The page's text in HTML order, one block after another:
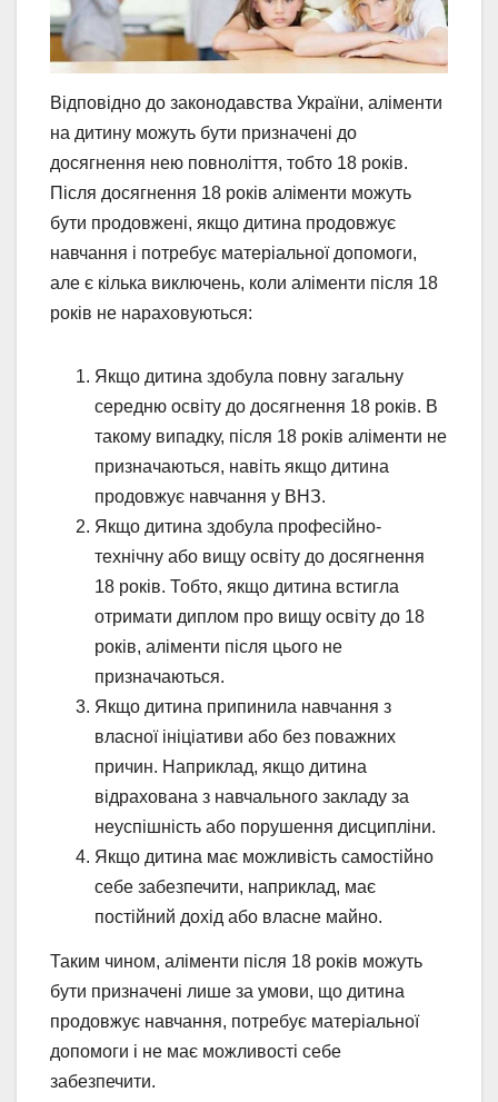
Відповідно до законодавства України, аліменти
на дитину можуть бути призначені до
досягнення нею повноліття, тобто 18 років.
Після досягнення 18 років аліменти можуть
бути продовжені, якщо дитина продовжує
навчання і потребує матеріальної допомоги,
але є кілька виключень, коли аліменти після 18
років не нараховуються:
Якщо дитина здобула повну загальну
середню освіту до досягнення 18 років. В
такому випадку, після 18 років аліменти не
призначаються, навіть якщо дитина
продовжує навчання у ВНЗ.
Якщо дитина здобула професійно-
технічну або вищу освіту до досягнення
18 років. Тобто, якщо дитина встигла
отримати диплом про вищу освіту до 18
років, аліменти після цього не
призначаються.
Якщо дитина припинила навчання з
власної ініціативи або без поважних
причин. Наприклад, якщо дитина
відрахована з навчального закладу за
неуспішність або порушення дисципліни.
Якщо дитина має можливість самостійно
себе забезпечити, наприклад, має
постійний дохід або власне майно.
Таким чином, аліменти після 18 років можуть
бути призначені лише за умови, що дитина
продовжує навчання, потребує матеріальної
допомоги і не має можливості себе
забезпечити.